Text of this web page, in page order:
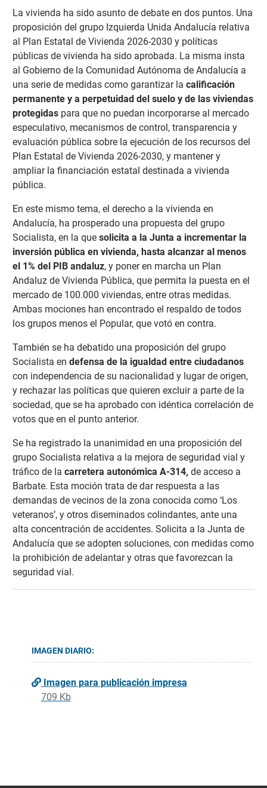
La vivienda ha sido asunto de debate en dos puntos. Una
proposición del grupo Izquierda Unida Andalucía relativa
al Plan Estatal de Vivienda 2026-2030 y políticas
públicas de vivienda ha sido aprobada. La misma insta
al Gobierno de la Comunidad Autónoma de Andalucía a
una serie de medidas como garantizar la calificación
permanente y a perpetuidad del suelo y de las viviendas
protegidaspara que no puedan incorporarse al mercado
especulativo, mecanismos de control, transparencia y
evaluación pública sobre la ejecución de los recursos del
Plan Estatal de Vivienda 2026-2030, y mantener y
ampliar la financiación estatal destinada a vivienda
pública.
En este mismo tema, el derecho a la vivienda en
Andalucía, ha prosperado una propuesta del grupo
Socialista, en la que solicita a la Junta a incrementar la
inversión pública en vivienda, hasta alcanzar al menos
el 1% del PIB andaluz, y poner en marcha un Plan
Andaluz de Vivienda Pública, que permita la puesta en el
mercado de 100.000 viviendas, entre otras medidas.
Ambas mociones han encontrado el respaldo de todos
los grupos menos el Popular, que votó en contra.
También se ha debatido una proposición del grupo
Socialista en defensa de la igualdad entre ciudadanos
con independencia de su nacionalidad y lugar de origen,
y rechazar las políticas que quieren excluir a parte de la
sociedad, que se ha aprobado con idéntica correlación de
votos que en el punto anterior.
Se ha registrado la unanimidad en una proposición del
grupo Socialista relativa a la mejora de seguridad vial y
tráfico de la carretera autonómica A-314, de acceso a
Barbate. Esta moción trata de dar respuesta a las
demandas de vecinos de la zona conocida como ‘Los
veteranos’, y otros diseminados colindantes, ante una
alta concentración de accidentes. Solicita a la Junta de
Andalucía que se adopten soluciones, con medidas como
la prohibición de adelantar y otras que favorezcan la
seguridad vial.
IMAGEN DIARIO:
Imagen para publicación impresa
709 Kb